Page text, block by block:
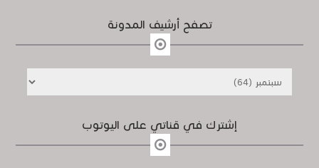
تصفح أرشيف المدونة
إشترك في قناتي على اليوتوب